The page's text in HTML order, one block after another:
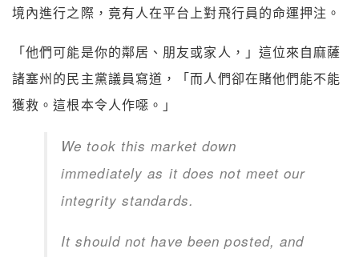
境內進行之際，竟有人在平台上對飛行員的命運押注。
「他們可能是你的鄰居、朋友或家人，」這位來自麻薩
諸塞州的民主黨議員寫道，「而人們卻在賭他們能不能
獲救。這根本令人作噁。」
We took this market down
immediately as it does not meet our
integrity standards.
It should not have been posted, and